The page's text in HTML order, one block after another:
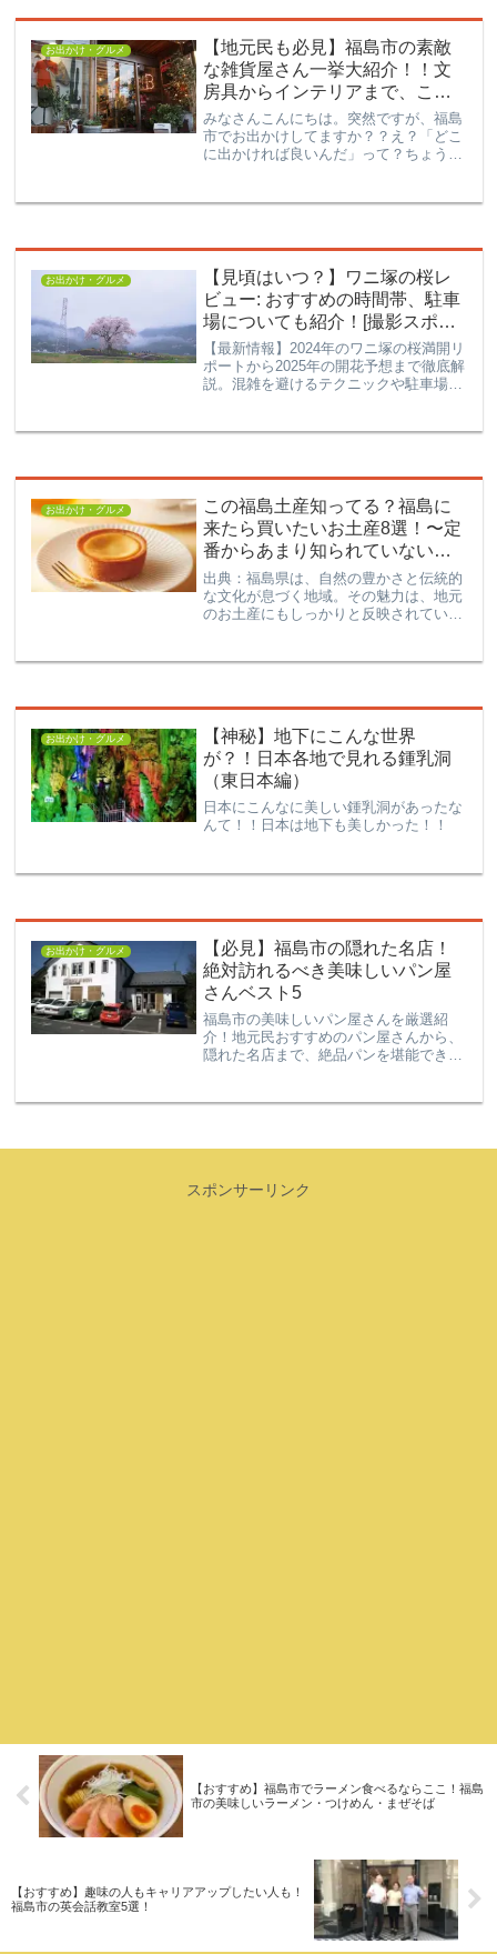
します。
お出かけ・グルメ
【地元民も必見】福島市の素敵
な雑貨屋さん一挙大紹介！！文
房具からインテリアまで、これ
を見れば大丈夫！
みなさんこんにちは。突然ですが、福島
市でお出かけしてますか？？え？「どこ
に出かければ良いんだ」って？ちょうど
房具屋さん、インテリアショップなどを
お出かけ・グルメ
【見頃はいつ？】ワニ塚の桜レ
ビュー: おすすめの時間帯、駐車
場についても紹介！[撮影スポッ
ト】
【最新情報】2024年のワニ塚の桜満開リ
ポートから2025年の開花予想まで徹底解
説。混雑を避けるテクニックや駐車場対
景を満喫したい方に役立つ総合ガイドで
しょう。
お出かけ・グルメ
この福島土産知ってる？福島に
来たら買いたいお土産8選！〜定
番からあまり知られていない逸
品まで〜
出典：福島県は、自然の豊かさと伝統的
な文化が息づく地域。その魅力は、地元
のお土産にもしっかりと反映されていま
土産をご紹介します。名誉総裁賞を受賞
お出かけ・グルメ
【神秘】地下にこんな世界
が？！日本各地で見れる鍾乳洞
（東日本編）
日本にこんなに美しい鍾乳洞があったな
んて！！日本は地下も美しかった！！
お出かけ・グルメ
【必見】福島市の隠れた名店！
絶対訪れるべき美味しいパン屋
さんベスト5
福島市の美味しいパン屋さんを厳選紹
介！地元民おすすめのパン屋さんから、
隠れた名店まで、絶品パンを堪能できる
みんなにおすすめしたいパン屋さんが勢
スポンサーリンク
【おすすめ】福島市でラーメン食べるならここ！福島
市の美味しいラーメン・つけめん・まぜそば
【おすすめ】趣味の人もキャリアアップしたい人も！
福島市の英会話教室5選！